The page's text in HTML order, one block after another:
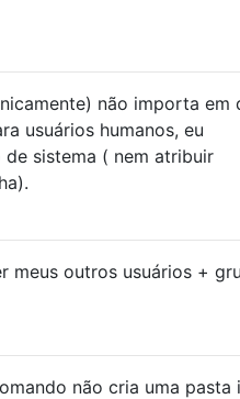
não importa em
usuários humanos, eu
sistema ( nem atribuir
meus outros usuários +
não cria uma pasta